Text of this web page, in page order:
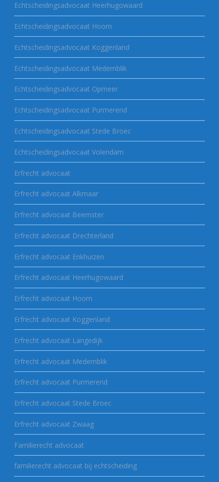
Echtscheidingsadvocaat Heerhugowaard
Echtscheidingsadvocaat Hoorn
Echtscheidingsadvocaat Koggenland
Echtscheidingsadvocaat Medemblik
Echtscheidingsadvocaat Opmeer
Echtscheidingsadvocaat Purmerend
Echtscheidingsadvocaat Stede Broec
Echtscheidingsadvocaat Volendam
Erfrecht advocaat
Erfrecht advocaat Alkmaar
Erfrecht advocaat Beemster
Erfrecht advocaat Drechterland
Erfrecht advocaat Enkhuizen
Erfrecht advocaat Heerhugowaard
Erfrecht advocaat Hoorn
Erfrecht advocaat Koggenland
Erfrecht advocaat Langedijk
Erfrecht advocaat Medemblik
Erfrecht advocaat Purmerend
Erfrecht advocaat Stede Broec
Erfrecht advocaat Zwaag
Familierecht advocaat
familierecht advocaat bij echtscheiding